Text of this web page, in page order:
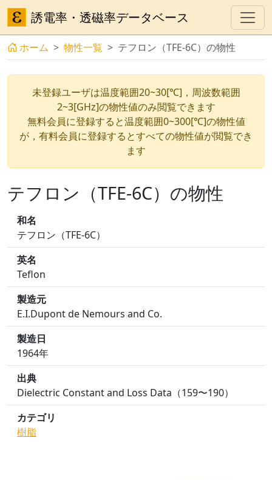
誘電率・透磁率データベース
ホーム 物性一覧 テフロン（TFE-6C）の物性
未登録ユーザは温度範囲20~30[℃]，周波数範囲
2~3[GHz]の物性値のみ閲覧できます
無料会員に登録すると温度範囲0~300[℃]の物性値
が，有料会員に登録するとすべての物性値が閲覧でき
ます
テフロン（TFE-6C）の物性
和名
テフロン（TFE-6C）
英名
Teflon
製造元
E.I.Dupont de Nemours and Co.
製造日
1964年
出典
Dielectric Constant and Loss Data（159〜190）
カテゴリ
樹脂